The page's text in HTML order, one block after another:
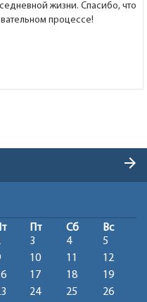
жизни. Спасибо, что
процессе!
arrow_forward
Пт Сб
Вс
3 4
5
10 11
12
17 18
19
24 25
26